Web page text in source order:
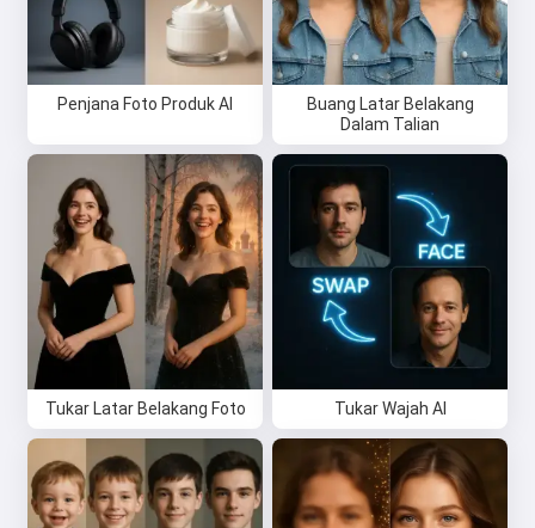
Penjana Foto Produk AI
Buang Latar Belakang
Dalam Talian
Tukar Latar Belakang Foto Tukar Wajah AI